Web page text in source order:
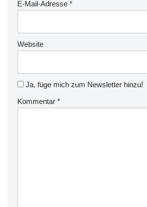
E-Mail-Adresse *
Website
Ja, füge mich zum Newsletter hinzu!
Kommentar *